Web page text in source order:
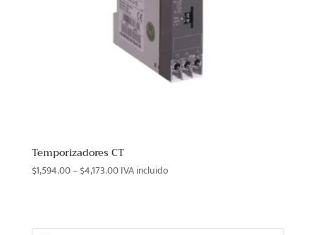
Temporizadores CT
$1,594.00–$4,173.00Price
IVA incluido
Products